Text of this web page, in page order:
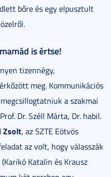
bőre és egy elpusztult
is értse!
tizennégy,
meg. Kommunikációs
a szakmai
Dr. Széll Márta, Dr. habil.
Zsolt, az SZTE Eötvös
az volt, hogy válasszák
Katalin és Krausz